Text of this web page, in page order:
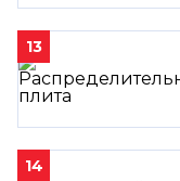
13
14